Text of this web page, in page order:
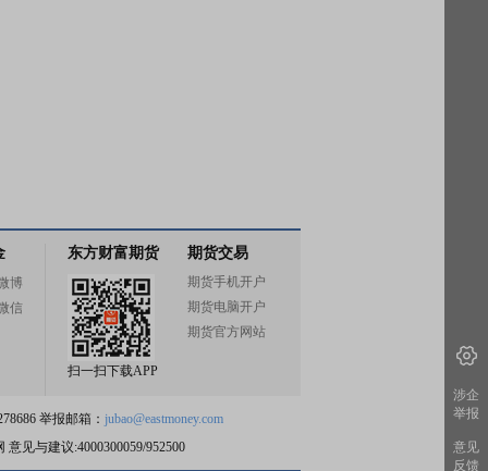
博
信
东方财富期货
扫一扫下载APP
期货交易
期货手机开户
期货电脑开户
期货官方网站
举报邮箱： jubao@eastmoney.com
意见与建议:4000300059/952500
涉企
举报
意见
反馈